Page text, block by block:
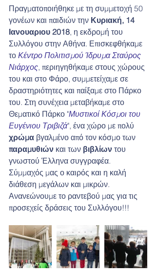
Πραγματοποιήθηκε με τη συμμετοχή 50
γονέων και παιδιών την Κυριακή, 14
Ιανουαριου 2018, η εκδρομή του
Συλλόγου στην Αθήνα. Επισκεφθήκαμε
το Κέντρο Πολιτισμού Ίδρυμα Σταύρος
Νιάρχος, περιηγηθήκαμε στους χώρους
του και στο Φάρο, συμμετείχαμε σε
δραστηριότητες και παίξαμε στο Πάρκο
του. Στη συνέχεια μεταβήκαμε στο
Θεματικό Πάρκο "Μυστικοί Κόσμοι του
Ευγένιου Τριβιζά", ένα χώρο με πολύ
χρώμα βγαλμένο από τον κόσμο των
παραμυθιών και των βιβλίων του
γνωστού Έλληνα συγγραφέα.
Σύμμαχός μας ο καιρός και η καλή
διάθεση μεγάλων και μικρών.
Ανανεώνουμε το ραντεβού μας για τις
προσεχείς δράσεις του Συλλόγου!!!